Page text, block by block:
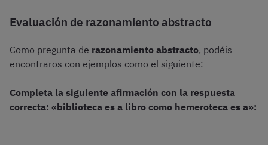
Evaluación de razonamiento abstracto
Como pregunta de razonamiento abstracto, podéis
encontraros con ejemplos como el siguiente:
Completa la siguiente afirmación con la respuesta
correcta: «biblioteca es a libro como hemeroteca es a»: